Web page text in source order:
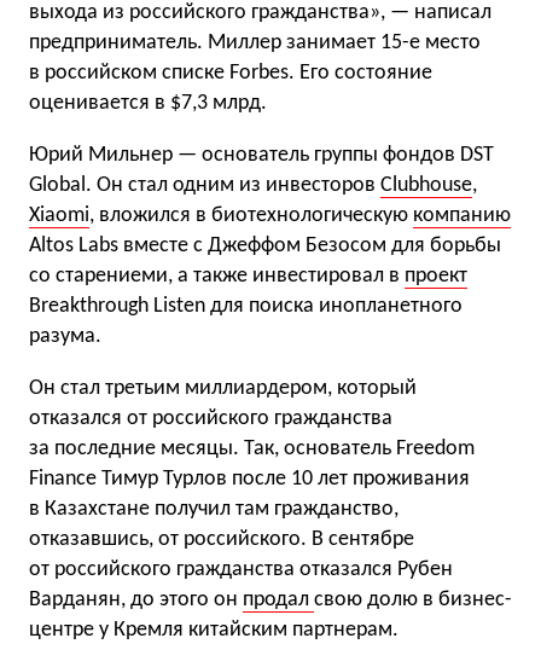
выхода из российского гражданства», — написал
предприниматель. Миллер занимает 15-е место
в российском списке Forbes. Его состояние
оценивается в $7,3 млрд.
Юрий Мильнер — основатель группы фондов DST
Global. Он стал одним из инвесторов Clubhouse,
Xiaomi, вложился в биотехнологическую компанию
Altos Labs вместе с Джеффом Безосом для борьбы
со старениеми, а также инвестировал в проект
Breakthrough Listen для поиска инопланетного
разума.
Он стал третьим миллиардером, который
отказался от российского гражданства
за последние месяцы. Так, основатель Freedom
Finance Тимур Турлов после 10 лет проживания
в Казахстане получил там гражданство,
отказавшись, от российского. В сентябре
от российского гражданства отказался Рубен
Варданян, до этого он продал свою долю в бизнес-
центре у Кремля китайским партнерам.